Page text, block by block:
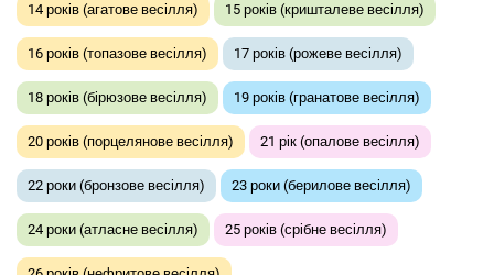
14 років (агатове весілля) 15 років (кришталеве весілля)
16 років (топазове весілля) 17 років (рожеве весілля)
18 років (бірюзове весілля) 19 років (гранатове весілля)
20 років (порцелянове весілля) 21 рік (опалове весілля)
22 роки (бронзове весілля) 23 роки (берилове весілля)
24 роки (атласне весілля) 25 років (срібне весілля)